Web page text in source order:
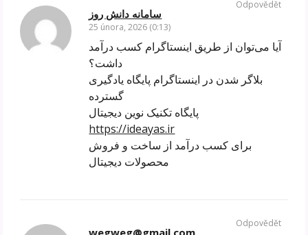
سامانه دانش روز
25 února, 2026 (0:13)
آیا می‌توان از طریق اینستاگرام کسب درآمد
داشت؟
بلاگر شدن در اینستاگرام پایگاه یادگیری
گسترده
پایگاه تکنیک نوین دیجیتال
https://ideayas.ir
برای کسب درآمد از ساخت و فروش
محصولات دیجیتال
Odpovědět
Odpovědět